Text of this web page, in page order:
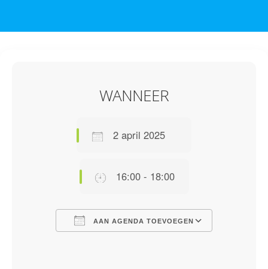
WANNEER
2 april 2025
16:00 - 18:00
AAN AGENDA TOEVOEGEN